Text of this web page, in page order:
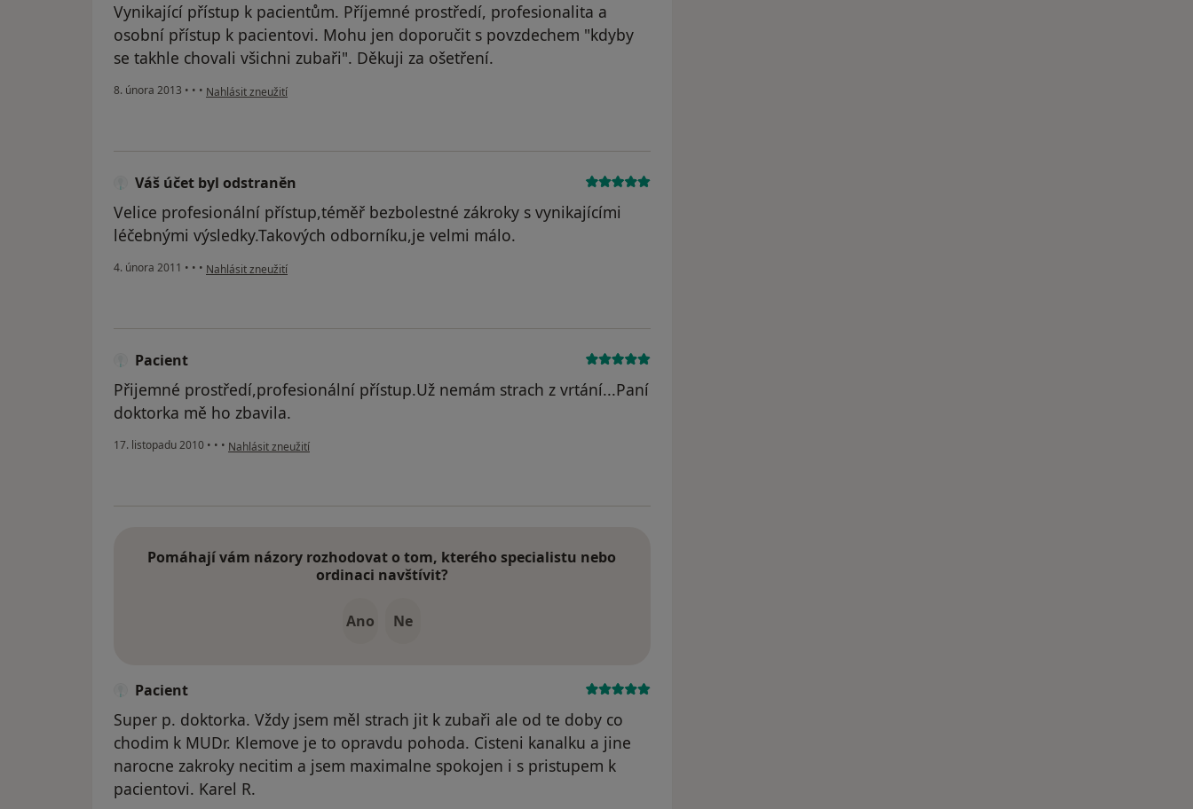
Vynikající přístup k pacientům. Příjemné prostředí, profesionalita a
osobní přístup k pacientovi. Mohu jen doporučit s povzdechem "kdyby
se takhle chovali všichni zubaři". Děkuji za ošetření.
8. února 2013 • • • podle názoru uživatele Váš účet byl odstraněn
Nahlásit zneužití
Váš účet byl odstraněn
Velice profesionální přístup,téměř bezbolestné zákroky s vynikajícími
léčebnými výsledky.Takových odborníku,je velmi málo.
4. února 2011 • • • podle názoru uživatele Váš účet byl odstraněn
Nahlásit zneužití
Pacient
Přijemné prostředí,profesionální přístup.Už nemám strach z vrtání...Paní
doktorka mě ho zbavila.
17. listopadu 2010 • • • podle názoru uživatele Pacient
Nahlásit zneužití
Pomáhají vám názory rozhodovat o tom, kterého specialistu nebo
ordinaci navštívit?
Ano Ne
Pacient
Super p. doktorka. Vždy jsem měl strach jit k zubaři ale od te doby co
chodim k MUDr. Klemove je to opravdu pohoda. Cisteni kanalku a jine
narocne zakroky necitim a jsem maximalne spokojen i s pristupem k
pacientovi. Karel R.